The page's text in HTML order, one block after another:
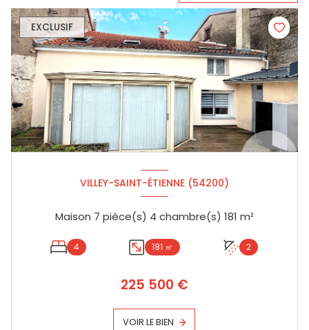
EXCLUSIF
VILLEY-SAINT-ÉTIENNE (54200)
Maison 7 pièce(s) 4 chambre(s) 181 m²
4 181 ㎡ 2
225 500 €
VOIR LE BIEN